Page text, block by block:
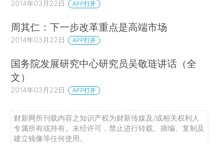
2014年03月22日 APP打开
周其仁：下一步改革重点是高端市场
2014年03月22日 APP打开
国务院发展研究中心研究员吴敬琏讲话（全
文）
2014年03月22日 APP打开
财新网所刊载内容之知识产权为财新传媒及/或相关权利人
专属所有或持有。未经许可，禁止进行转载、摘编、复制及
建立镜像等任何使用。